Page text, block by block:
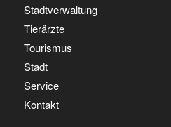
Stadtverwaltung
Tierärzte
Tourismus
Stadt
Service
Kontakt